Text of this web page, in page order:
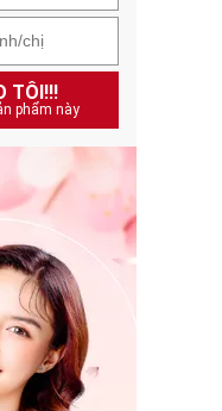
TÔI!!!
phẩm này